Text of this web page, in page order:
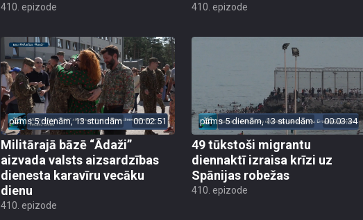
410. epizode 410. epizode
pirms 5 dienām, 13 stundām 00:02:51
Militārajā bāzē “Ādaži”
aizvada valsts aizsardzības
dienesta karavīru vecāku
dienu
410. epizode
pirms 5 dienām, 13 stundām 00:03:34
49 tūkstoši migrantu
diennaktī izraisa krīzi uz
Spānijas robežas
410. epizode